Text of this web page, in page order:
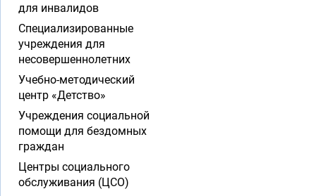
для инвалидов
Специализированные
учреждения для
несовершеннолетних
Учебно-методический
центр «Детство»
Учреждения социальной
помощи для бездомных
граждан
Центры социального
обслуживания (ЦСО)